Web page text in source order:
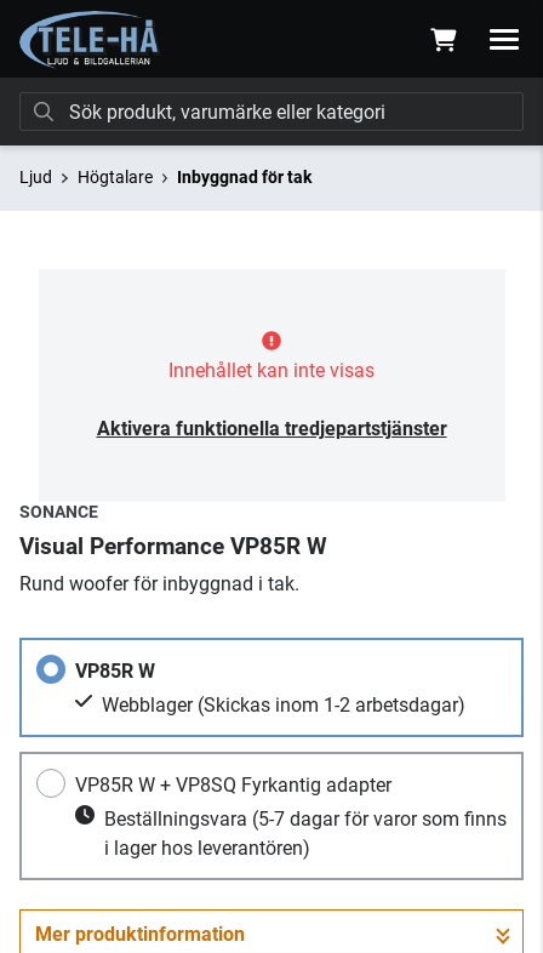
Ljud Högtalare Inbyggnad för tak
Innehållet kan inte visas
Aktivera funktionella tredjepartstjänster
SONANCE
Visual Performance VP85R W
Rund woofer för inbyggnad i tak.
VP85R W
Webblager (Skickas inom 1-2 arbetsdagar)
VP85R W + VP8SQ Fyrkantig adapter
Beställningsvara (5-7 dagar för varor som finns
i lager hos leverantören)
Mer produktinformation